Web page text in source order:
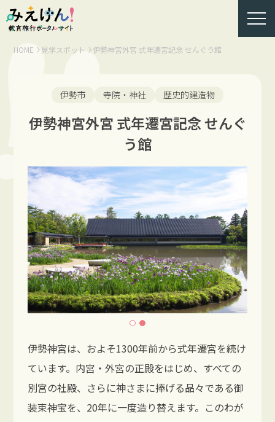
HOME 見学スポット 伊勢神宮外宮 式年遷宮記念 せんぐう館
伊勢市 寺院・神社 歴史的建造物
伊勢神宮外宮 式年遷宮記念 せんぐ
う館
伊勢神宮は、およそ1300年前から式年遷宮を続け
ています。内宮・外宮の正殿をはじめ、すべての
別宮の社殿、さらに神さまに捧げる品々である御
装束神宝を、20年に一度造り替えます。このわが